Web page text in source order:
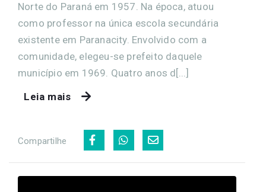
Norte do Paraná em 1957. Na época, atuou
como professor na única escola secundária
existente em Paranacity. Envolvido com a
comunidade, elegeu-se prefeito daquele
município em 1969. Quatro anos d[...]
Leia mais
Compartilhe